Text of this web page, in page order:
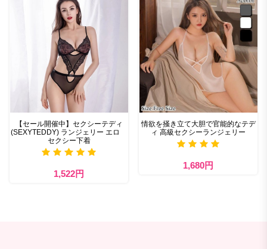
【セール開催中】セクシーテディ
(SEXYTEDDY) ランジェリー エロ
セクシー下着
1,522円
情欲を掻き立て大胆で官能的なテデ
ィ 高級セクシーランジェリー
1,680円